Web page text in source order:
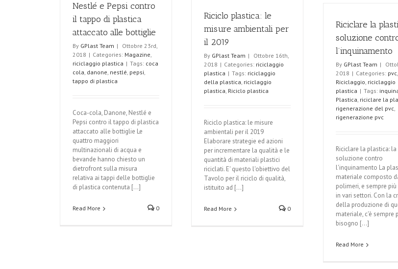
Nestlé e Pepsi contro
il tappo di plastica
attaccato alle bottiglie
By GPlast Team |
Ottobre 23rd,
2018 | Categories: Magazine,
riciclaggio plastica | Tags: coca
cola, danone, nestlé, pepsi,
tappo di plastica
Coca-cola, Danone, Nestlé e
Pepsi contro il tappo di plastica
attaccato alle bottiglie Le
quattro maggiori
multinazionali di acqua e
bevande hanno chiesto un
dietrofront sulla misura
relativa ai tappi delle bottiglie
di plastica contenuta [...]
Read More 0
Riciclo plastica: le
misure ambientali per
il 2019
By GPlast Team |
Ottobre 16th,
2018 | Categories: riciclaggio
plastica | Tags: riciclaggio
della plastica, riciclaggio
plastica, Riciclo plastica
Riciclo plastica: le misure
ambientali per il 2019
Elaborare strategie ed azioni
per incrementare la qualità e le
quantità di materiali plastici
riciclati. E' questo l'obiettivo del
Tavolo per il riciclo di qualità,
istituito ad [...]
Read More 0
Riciclare la
soluzione
l’inquinamento
By GPlast Team |
2018 | Categories: pvc,
Riciclaggio, riciclaggio
plastica | Tags:
Plastica, riciclare la
rigenerazione del pvc,
rigenerazione pvc
Riciclare la plastica: la
soluzione contro
l'inquinamento La
materiale composto
polimeri, e sempre
in vari settori. Con la
della produzione di
materiale, c'è sempre
bisogno [...]
Read More